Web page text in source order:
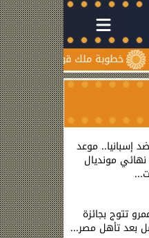
قورة ويوسف عثمان.. احتفال
إسبانيا.. موعد
مونديال
تتوج بجائزة
بعد تأهل مصر...